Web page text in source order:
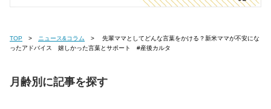
TOP ニュース&コラム
ったアドバイス 嬉しかった言葉とサポート #産後カルタ
月齢別に記事を探す